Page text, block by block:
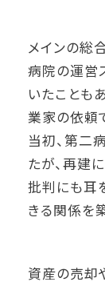
メインの総
病院の運営
いたことも
業家の依頼
当初、第二
たが、再建
批判にも耳
きる関係を
資産の売却